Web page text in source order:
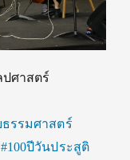
ศาสตร์
รรมศาสตร์
#100ปีวันประสูติ